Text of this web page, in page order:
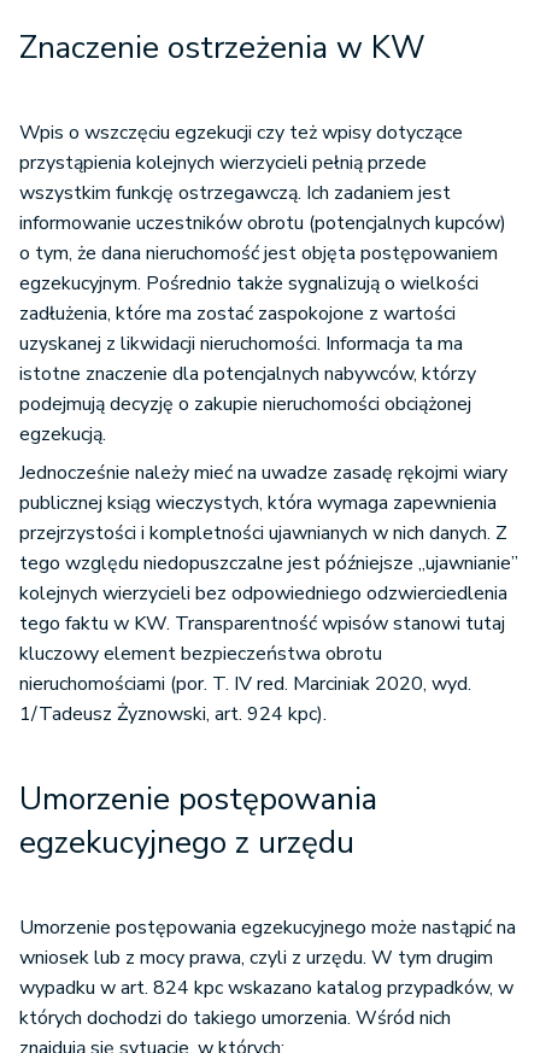
Znaczenie ostrzeżenia w KW
Wpis o wszczęciu egzekucji czy też wpisy dotyczące
przystąpienia kolejnych wierzycieli pełnią przede
wszystkim funkcję ostrzegawczą. Ich zadaniem jest
informowanie uczestników obrotu (potencjalnych kupców)
o tym, że dana nieruchomość jest objęta postępowaniem
egzekucyjnym. Pośrednio także sygnalizują o wielkości
zadłużenia, które ma zostać zaspokojone z wartości
uzyskanej z likwidacji nieruchomości. Informacja ta ma
istotne znaczenie dla potencjalnych nabywców, którzy
podejmują decyzję o zakupie nieruchomości obciążonej
egzekucją.
Jednocześnie należy mieć na uwadze zasadę rękojmi wiary
publicznej ksiąg wieczystych, która wymaga zapewnienia
przejrzystości i kompletności ujawnianych w nich danych. Z
tego względu niedopuszczalne jest późniejsze „ujawnianie”
kolejnych wierzycieli bez odpowiedniego odzwierciedlenia
tego faktu w KW. Transparentność wpisów stanowi tutaj
kluczowy element bezpieczeństwa obrotu
nieruchomościami (por. T. IV red. Marciniak 2020, wyd.
1/Tadeusz Żyznowski, art. 924 kpc).
Umorzenie postępowania
egzekucyjnego z urzędu
Umorzenie postępowania egzekucyjnego może nastąpić na
wniosek lub z mocy prawa, czyli z urzędu. W tym drugim
wypadku w art. 824 kpc wskazano katalog przypadków, w
których dochodzi do takiego umorzenia. Wśród nich